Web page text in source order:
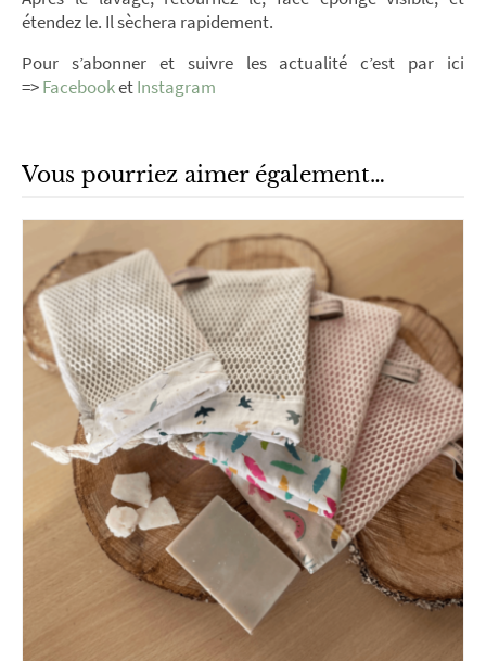
étendez le. Il sèchera rapidement.
Pour s’abonner et suivre les actualité c’est par ici
=>FacebooketInstagram
Vous pourriez aimer également…